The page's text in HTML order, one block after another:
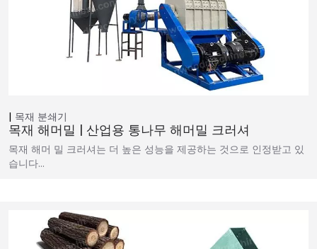
목재 분쇄기
목재 해머밀 | 산업용 통나무 해머밀 크러셔
목재 해머 밀 크러셔는 더 높은 성능을 제공하는 것으로 인정받고 있
습니다…